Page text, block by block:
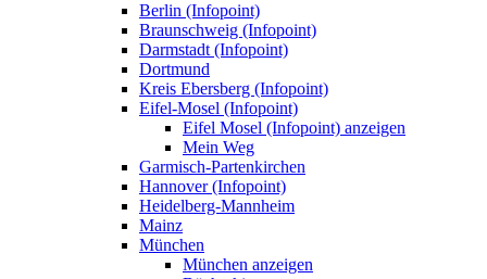
Berlin (Infopoint)
Braunschweig (Infopoint)
Darmstadt (Infopoint)
Dortmund
Kreis Ebersberg (Infopoint)
Eifel-Mosel (Infopoint)
Eifel Mosel (Infopoint) anzeigen
Mein Weg
Garmisch-Partenkirchen
Hannover (Infopoint)
Heidelberg-Mannheim
Mainz
München
München anzeigen